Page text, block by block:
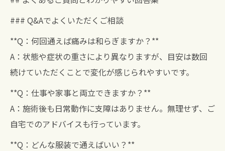
### Q&Aでよくいただくご相談
**Q：何回通えば痛みは和らぎますか？**
A：状態や症状の重さにより異なりますが、目安は数回
続けていただくことで変化が感じられやすいです。
**Q：仕事や家事と両立できますか？**
A：施術後も日常動作に支障はありません。無理せず、ご
自宅でのアドバイスも行っています。
**Q：どんな服装で通えばいい？**